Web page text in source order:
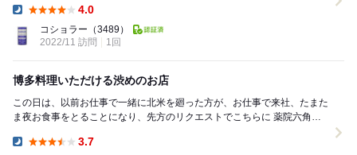
4.0
コショラー （3489）
2022/11 訪問
1回
博多料理いただける渋めのお店
この日は、以前お仕事で一緒に北米を廻った方が、お仕事で来社、たまた
ま夜お食事をとることになり、先方のリクエストでこちらに 薬院六角か
3.7